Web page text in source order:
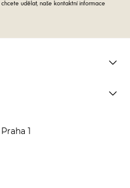
udělat, naše kontaktní informace


1